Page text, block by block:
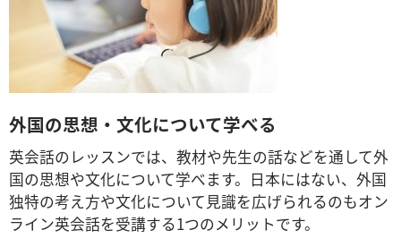
外国の思想・文化について学べる
英会話のレッスンでは、教材や先生の話などを通して外
国の思想や文化について学べます。日本にはない、外国
独特の考え方や文化について見識を広げられるのもオン
ライン英会話を受講する1つのメリットです。